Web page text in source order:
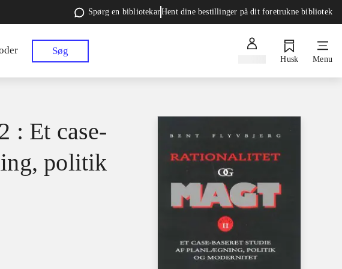
Spørg en bibliotekarHent dine bestillinger på dit foretrukne bibliotek
Søg
Husk Menu
: Et case-
politik